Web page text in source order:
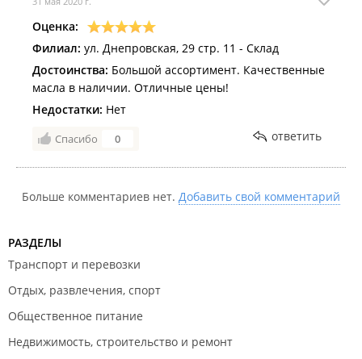
Оценка:
Филиал: ул. Днепровская, 29 стр. 11 - Склад
Достоинства: Большой ассортимент. Качественные
масла в наличии. Отличные цены!
Недостатки: Нет
Спасибо 0 ответить
Больше комментариев нет. Добавить свой комментарий
РАЗДЕЛЫ
Транспорт и перевозки
Отдых, развлечения, спорт
Общественное питание
Недвижимость, строительство и ремонт